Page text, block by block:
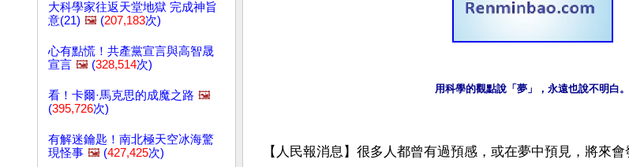
大科學家往返天堂地獄 完成神旨
意(21) 🖼️ (207,183次)
心有點慌！共產黨宣言與高智晟
宣言 🖼️ (328,514次)
看！卡爾·馬克思的成魔之路 🖼️
(395,726次)
有解迷鑰匙！南北極天空冰海驚
現怪事 🖼️ (427,425次)
用科學的觀點說「夢」，永遠也說不明白。
【人民報消息】很多人都曾有過預感，或在夢中預見，將來